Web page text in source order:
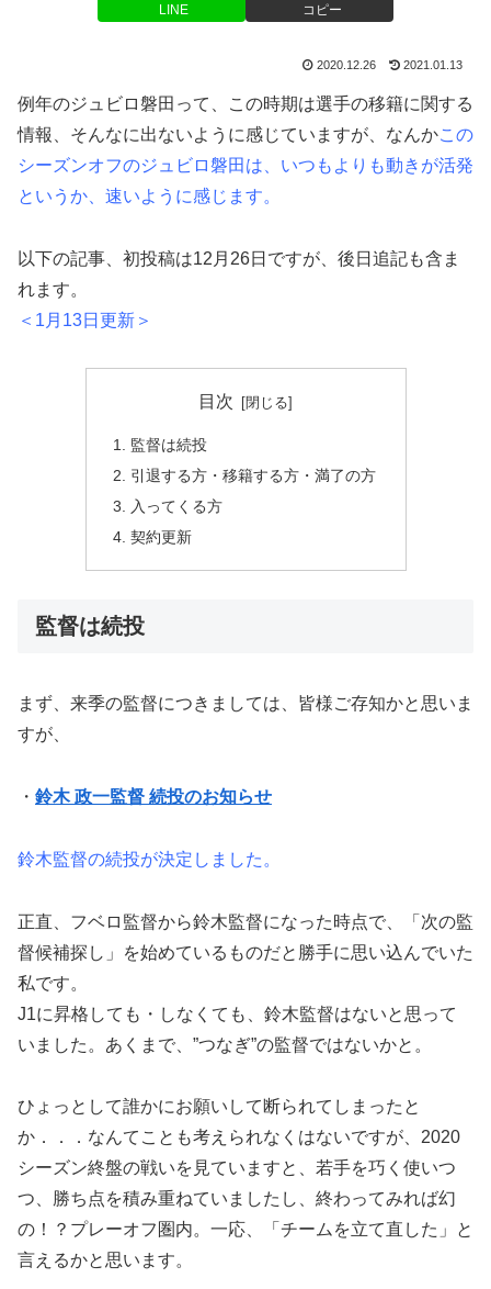
LINE コピー
2020.12.26 2021.01.13
例年のジュビロ磐田って、この時期は選手の移籍に関する
情報、そんなに出ないように感じていますが、なんかこの
シーズンオフのジュビロ磐田は、いつもよりも動きが活発
というか、速いように感じます。
以下の記事、初投稿は12月26日ですが、後日追記も含ま
れます。
＜1月13日更新＞
目次
監督は続投
引退する方・移籍する方・満了の方
入ってくる方
契約更新
監督は続投
まず、来季の監督につきましては、皆様ご存知かと思いま
すが、
・ 鈴木 政一監督 続投のお知らせ
鈴木監督の続投が決定しました。
正直、フベロ監督から鈴木監督になった時点で、「次の監
督候補探し」を始めているものだと勝手に思い込んでいた
私です。
J1に昇格しても・しなくても、鈴木監督はないと思って
いました。あくまで、”つなぎ”の監督ではないかと。
ひょっとして誰かにお願いして断られてしまったと
か．．．なんてことも考えられなくはないですが、2020
シーズン終盤の戦いを見ていますと、若手を巧く使いつ
つ、勝ち点を積み重ねていましたし、終わってみれば幻
の！？プレーオフ圏内。一応、「チームを立て直した」と
言えるかと思います。